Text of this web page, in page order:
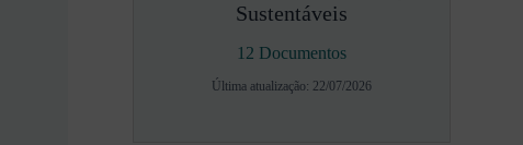
Sustentáveis
12 Documentos
Última atualização: 22/07/2026